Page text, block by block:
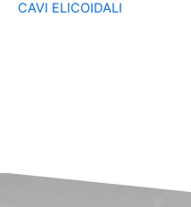
CAVI ELICOIDALI